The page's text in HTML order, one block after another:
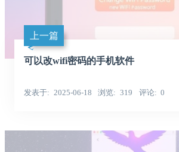
上一篇
可以改wifi密码的手机软件
发表于 2025-06-18 浏览 319 评论 0